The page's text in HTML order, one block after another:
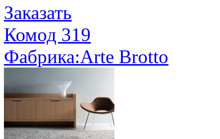
Заказать
Комод 319
Фабрика:Arte Brotto